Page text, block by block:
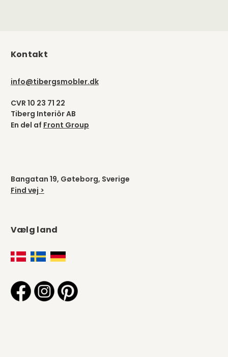
Kontakt
info@tibergsmobler.dk
CVR 10 23 71 22
Tiberg Interiör AB
En del af Front Group
Bangatan 19, Gøteborg, Sverige
Find vej >
Vælg land